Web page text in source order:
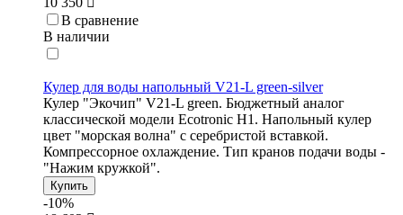
В сравнение
В наличии
Кулер для воды напольный V21-L green-silver
Кулер "Экочип" V21-L green. Бюджетный аналог
классической модели Ecotronic Н1. Напольный кулер
цвет "морская волна" с серебристой вставкой.
Компрессорное охлаждение. Тип кранов подачи воды -
"Нажим кружкой".
Купить
-10%